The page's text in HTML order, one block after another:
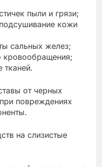
пыли и грязи;
кожи
сальных желез;
кровообращения;
тканей.
от черных
повреждениях
на слизистые